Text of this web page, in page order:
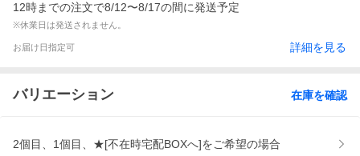
12時までの注文で8/12〜8/17の間に発送予定
※休業日は発送されません。
お届け日指定可 詳細を見る
バリエーション 在庫を確認
2個目、1個目、★[不在時宅配BOXへ]をご希望の場合